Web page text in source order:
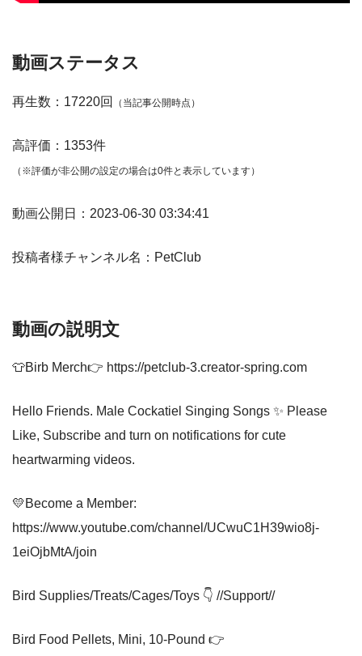
動画ステータス
再生数：17220回 （当記事公開時点）
高評価：1353件
（※評価が非公開の設定の場合は0件と表示しています）
動画公開日：2023-06-30 03:34:41
投稿者様チャンネル名：PetClub
動画の説明文
👕Birb Merch👉 https://petclub-3.creator-spring.com
Hello Friends. Male Cockatiel Singing Songs ✨ Please
Like, Subscribe and turn on notifications for cute
heartwarming videos.
💛Become a Member:
https://www.youtube.com/channel/UCwuC1H39wio8j-
1eiOjbMtA/join
Bird Supplies/Treats/Cages/Toys 👇 //Support//
Bird Food Pellets, Mini, 10-Pound 👉